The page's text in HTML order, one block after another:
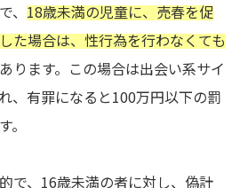
、 18歳未満の児童に、売春を促
た場合は、性行為を行わなくても
ります。この場合は出会い系サイ
、有罪になると100万円以下の罰
で、16歳未満の者に対し、偽計